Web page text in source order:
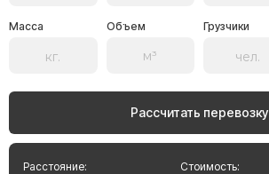
Масса Объем Грузчики
Рассчитать перевозку
Стоимость:
Расстояние: